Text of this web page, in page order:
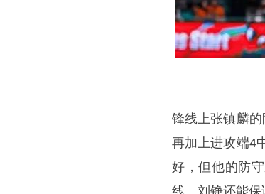
锋线上张镇麟
再加上进攻端4
好，但他的防
线。刘铮还能保